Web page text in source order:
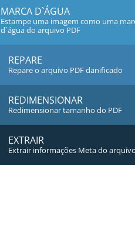
MARCA D`ÁGUA
Estampe uma imagem como uma
d`água do arquivo PDF
REPARE
Repare o arquivo PDF danificado
REDIMENSIONAR
Redimensionar tamanho do PDF
EXTRAIR
Extrair informações Meta do